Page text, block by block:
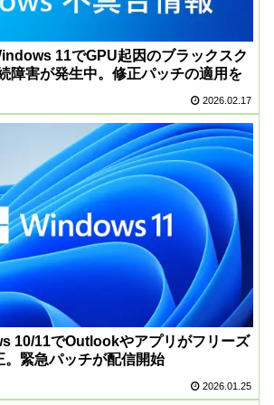
11でGPU起因のブラックスク
障害が発生中。修正パッチの適用を
2026.02.17
10/11でOutlookやアプリがフリーズ
。緊急パッチが配信開始
2026.01.25